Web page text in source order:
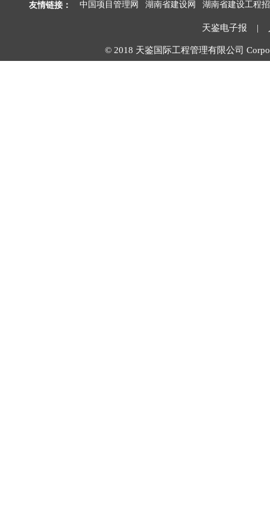
天鉴电子报 |
© 2018 天鉴国际工程管理有限公司
友情链接： 中国项目管理网 湖南省建设网 湖南省建设工程